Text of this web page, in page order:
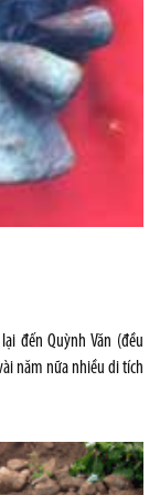
đến Quỳnh Văn (đều
năm nữa nhiều di tích